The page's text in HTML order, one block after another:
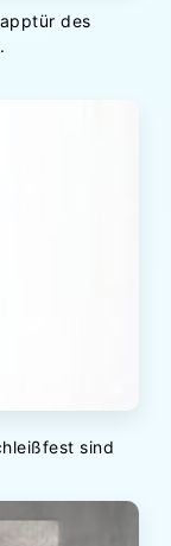
des
sind